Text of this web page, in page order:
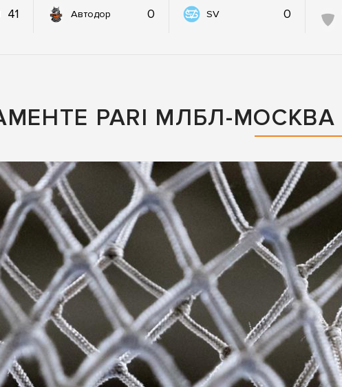
41 Автодор 0 SV 0
PARI МЛБЛ-МОСКВА